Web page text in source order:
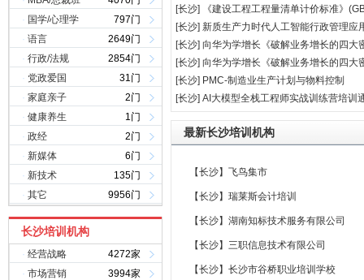
· 国学/心理学
797门
· 语言
2649门
· 行政/法规
2854门
· 党政爱国
31门
· 家庭亲子
2门
· 健康养生
1门
· 政经
2门
· 新媒体
6门
· 新技术
135门
· 其它 9956门
长沙培训机构
· 经营战略
4272家
· 市场营销
3994家
[长沙]
《建设工程工程量清单计价标准》
[长沙] 新质生产力时代人工智能行政管理应
[长沙] 向华为学增长《破解业务增长的四大
[长沙] 向华为学增长《破解业务增长的四大
[长沙] PMC-制造业生产计划与物料控制
[长沙] AI大模型全栈工程师实战训练营培训
最新长沙培训机构
【长沙】 飞鸟集市
【长沙】 瑞莱斯会计培训
【长沙】 湖南知标技术服务有限公司
【长沙】 三职信息技术有限公司
【长沙】 长沙市谷桥职业培训学校